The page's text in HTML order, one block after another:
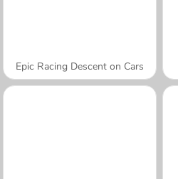
Epic Racing Descent on Cars